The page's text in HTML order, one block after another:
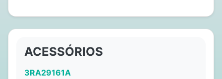
ACESSÓRIOS
3RA29161A